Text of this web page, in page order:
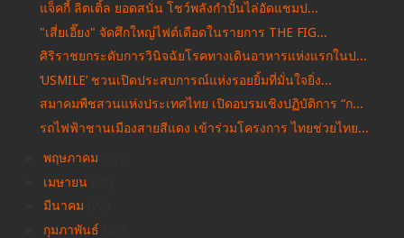
แจ็คกี้ ลิตเติ้ล ยอดสนั่น โชว์พลังกำปั้นไล่อัดแชมป...
"เสี่ยเอี๊ยง" จัดศึกใหญ่ไฟต์เดือดในรายการ THE FIG...
ศิริราชยกระดับการวินิจฉัยโรคทางเดินอาหารแห่งแรกในป...
‘USMILE’ ชวนเปิดประสบการณ์แห่งรอยยิ้มที่มั่นใจยิ่ง...
สมาคมพืชสวนแห่งประเทศไทย เปิดอบรมเชิงปฏิบัติการ “ก...
รถไฟฟ้าชานเมืองสายสีแดง เข้าร่วมโครงการ ไทยช่วยไทย...
พฤษภาคม
เมษายน
มีนาคม
กุมภาพันธ์